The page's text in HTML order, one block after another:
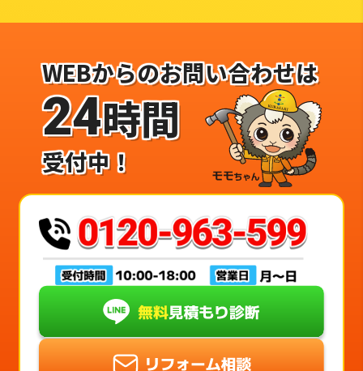
WEBからのお問い合わせは
24時間
受付中！